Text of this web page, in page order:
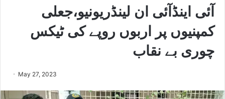
آئی اینڈآئی ان لینڈریونیو،جعلی
کمپنیوں پر اربوں روپے کی ٹیکس
چوری بے نقاب
May 27, 2023